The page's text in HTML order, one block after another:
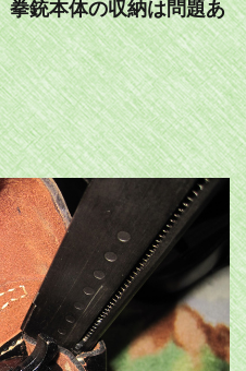
拳銃本体の収納は問題あ